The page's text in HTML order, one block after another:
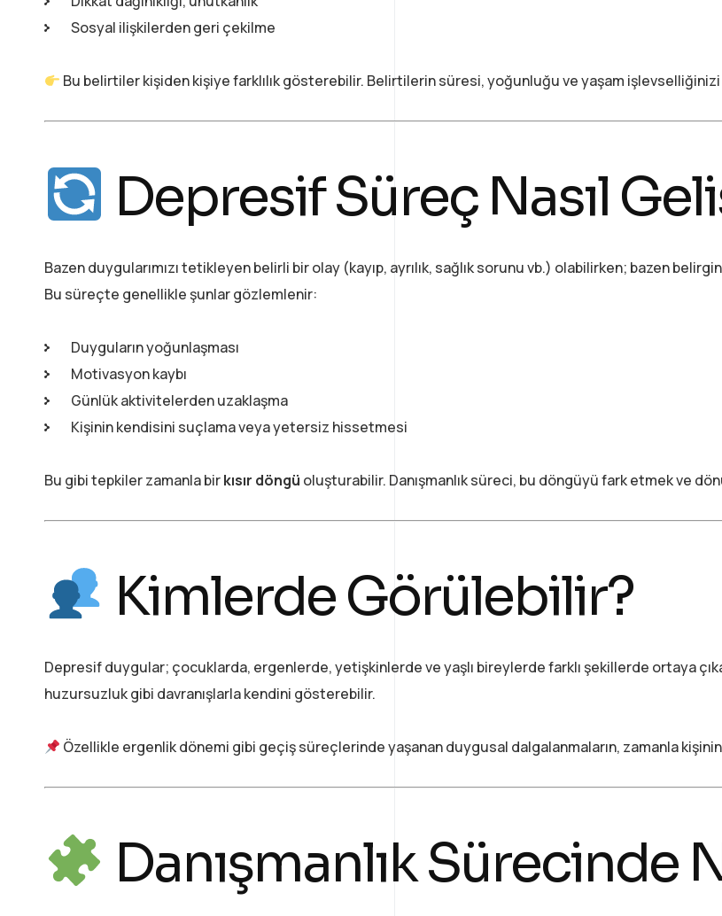
Sosyal ilişkilerden geri çekilme
Bu belirtiler kişiden kişiye farklılık gösterebilir. Belirtilerin süresi, yoğunluğu ve yaşam
Depresif Süreç Nasıl
Bazen duygularımızı tetikleyen belirli bir olay (kayıp, ayrılık, sağlık sorunu vb.) olabilirken; bazen
Bu süreçte genellikle şunlar gözlemlenir:
Duyguların yoğunlaşması
Motivasyon kaybı
Günlük aktivitelerden uzaklaşma
Kişinin kendisini suçlama veya yetersiz hissetmesi
Bu gibi tepkiler zamanla birkısır döngü oluşturabilir. Danışmanlık süreci, bu döngüyü fark etmek ve
Kimlerde Görülebilir?
Depresif duygular; çocuklarda, ergenlerde, yetişkinlerde ve yaşlı bireylerde farklı şekillerde ortaya
huzursuzluk gibi davranışlarla kendini gösterebilir.
Özellikle ergenlik dönemi gibi geçiş süreçlerinde yaşanan duygusal dalgalanmaların, zamanla
Danışmanlık Sürecinde